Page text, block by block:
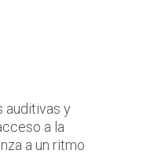
auditivas y
a la
a un ritmo